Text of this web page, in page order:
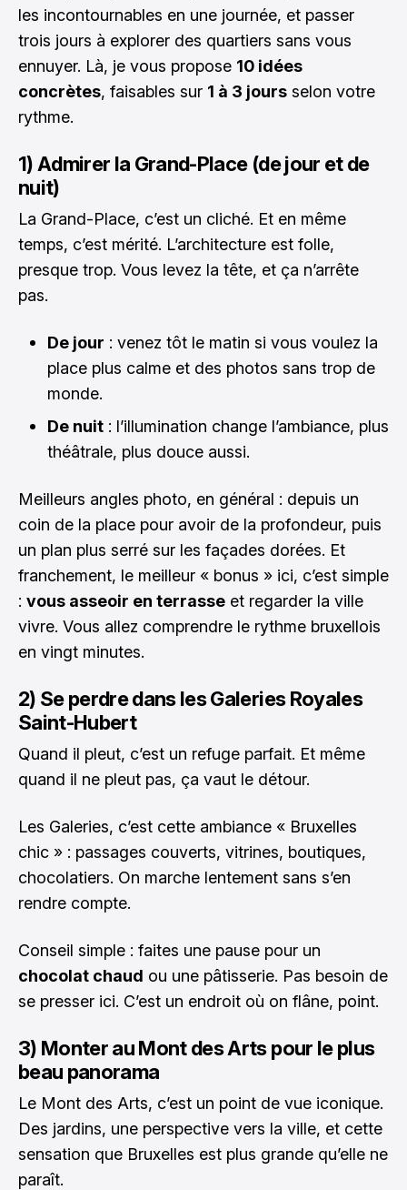
les incontournables en une journée, et passer
trois jours à explorer des quartiers sans vous
ennuyer. Là, je vous propose 10 idées
concrètes, faisables sur 1 à 3 jours selon votre
rythme.
1) Admirer la Grand-Place (de jour et de
nuit)
La Grand-Place, c’est un cliché. Et en même
temps, c’est mérité. L’architecture est folle,
presque trop. Vous levez la tête, et ça n’arrête
pas.
De jour : venez tôt le matin si vous voulez la
place plus calme et des photos sans trop de
monde.
De nuit : l’illumination change l’ambiance, plus
théâtrale, plus douce aussi.
Meilleurs angles photo, en général : depuis un
coin de la place pour avoir de la profondeur, puis
un plan plus serré sur les façades dorées. Et
franchement, le meilleur « bonus » ici, c’est simple
: vous asseoir en terrasse et regarder la ville
vivre. Vous allez comprendre le rythme bruxellois
en vingt minutes.
2) Se perdre dans les Galeries Royales
Saint-Hubert
Quand il pleut, c’est un refuge parfait. Et même
quand il ne pleut pas, ça vaut le détour.
Les Galeries, c’est cette ambiance « Bruxelles
chic » : passages couverts, vitrines, boutiques,
chocolatiers. On marche lentement sans s’en
rendre compte.
Conseil simple : faites une pause pour un
chocolat chaud ou une pâtisserie. Pas besoin de
se presser ici. C’est un endroit où on flâne, point.
3) Monter au Mont des Arts pour le plus
beau panorama
Le Mont des Arts, c’est un point de vue iconique.
Des jardins, une perspective vers la ville, et cette
sensation que Bruxelles est plus grande qu’elle ne
paraît.